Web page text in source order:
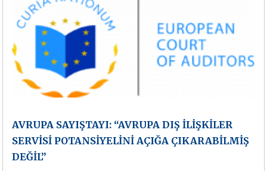
AVRUPA SAYIŞTAYI: “AVRUPA DIŞ İLİŞKİLER
SERVİSİ POTANSİYELİNİ AÇIĞA ÇIKARABİLMİŞ
DEĞİL”